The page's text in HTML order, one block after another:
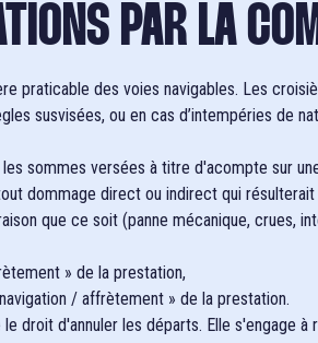
PAR LA
praticable des voies navigables. Les
susvisées, ou en cas d’intempéries de
sommes versées à titre d'acompte sur
dommage direct ou indirect qui résulterait
que ce soit (panne mécanique, crues,
» de la prestation,
/ affrètement » de la prestation.
droit d'annuler les départs. Elle s'engage à